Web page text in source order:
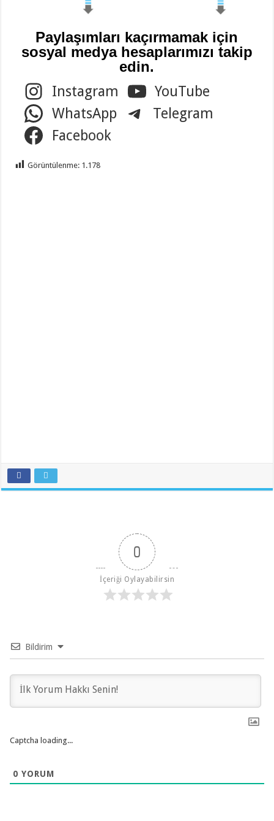
Paylaşımları kaçırmamak için
sosyal medya hesaplarımızı takip
edin.
Instagram
YouTube
WhatsApp
Telegram
Facebook
Görüntülenme: 1.178
0
İçeriği Oylayabilirsin
Bildirim
Captcha loading...
0 YORUM